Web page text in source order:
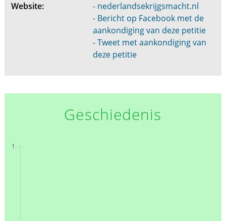
Website:
- nederlandsekrijgsmacht.nl
- Bericht op Facebook met de
aankondiging van deze petitie
- Tweet met aankondiging van
deze petitie
Geschiedenis